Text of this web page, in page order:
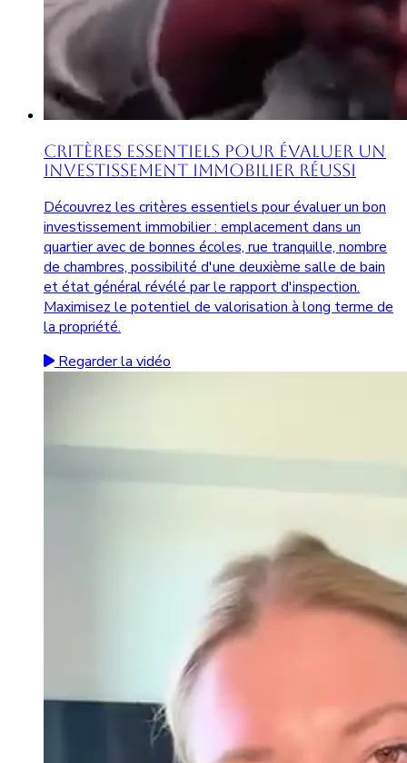
Critères Essentiels pour Évaluer un
Investissement Immobilier Réussi
Découvrez les critères essentiels pour évaluer un bon
investissement immobilier : emplacement dans un
quartier avec de bonnes écoles, rue tranquille, nombre
de chambres, possibilité d'une deuxième salle de bain
et état général révélé par le rapport d'inspection.
Maximisez le potentiel de valorisation à long terme de
la propriété.
Regarder la vidéo